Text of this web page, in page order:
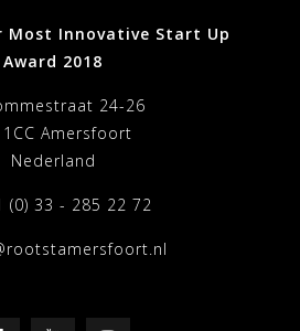
Most Innovative Start Up
Award 2018
24-26
Amersfoort
Nederland
(0) 33 - 285 22 72